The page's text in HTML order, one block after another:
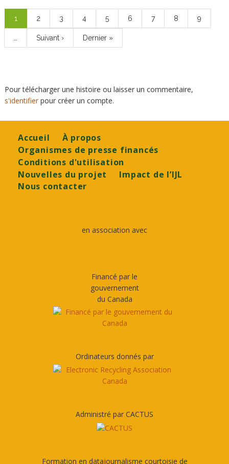
Page
courante
1 Page
2 Page
3 Page
4 Page
5 Page
6 Page
7 Page
8 Page
9
Page
suivante
Suivant ›
Dernière
page
Dernier »
Pour télécharger une histoire ou laisser un commentaire,
s'identifierpour créer un compte.
Footer
Accueil
À propos
Organismes de presse financés
Conditions d'utilisation
Nouvelles du projet
Impact de l’IJL
Nous contacter
en association avec
Financé par le
gouvernement
du Canada
Ordinateurs donnés par
Administré par CACTUS
Formation en datajournalisme courtoisie de